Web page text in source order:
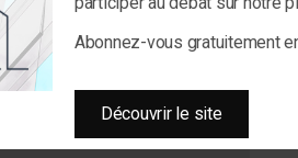
Abonnez-vous gratuitement
Découvrir le site